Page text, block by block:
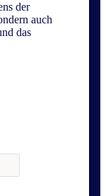
der
auch
das